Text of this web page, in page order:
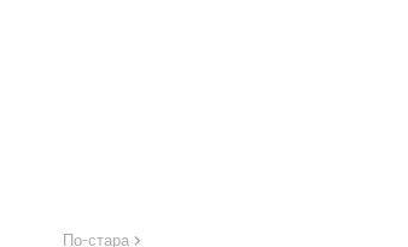
По-стара